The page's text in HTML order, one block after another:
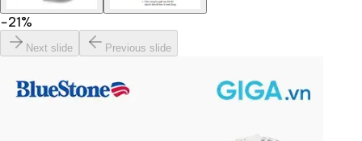
−21%
Next slide Previous slide